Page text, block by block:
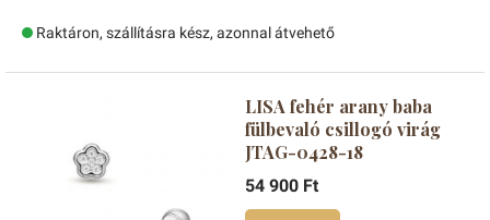
Raktáron, szállításra kész, azonnal átvehető
LISA fehér arany baba
fülbevaló csillogó virág
JTAG-0428-18
54 900 Ft